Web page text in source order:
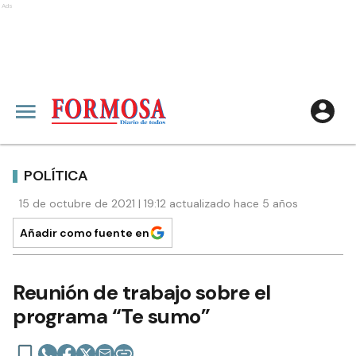
Ads
POLÍTICA
15 de octubre de 2021 | 19:12 actualizado hace 5 años
Añadir como fuente en
Reunión de trabajo sobre el
programa “Te sumo”